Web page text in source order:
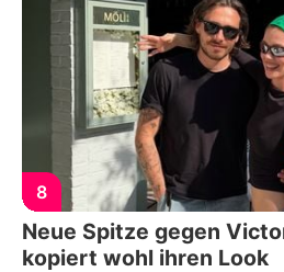
8
Neue Spitze gegen
kopiert wohl ihren Look